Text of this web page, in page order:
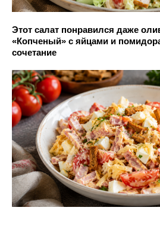
Этот салат понравился даже
«Копченый» с яйцами и
сочетание